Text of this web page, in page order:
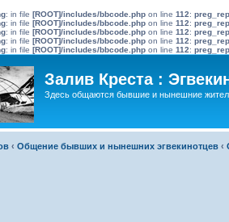
: in file [ROOT]/includes/bbcode.php on line 112:
: in file [ROOT]/includes/bbcode.php on line 112:
: in file [ROOT]/includes/bbcode.php on line 112:
: in file [ROOT]/includes/bbcode.php on line 112:
: in file [ROOT]/includes/bbcode.php on line 112:
Залив Креста :
Здесь общаются бывшие и нынешние
‹ Общение бывших и нынешних эгвекинотцев ‹